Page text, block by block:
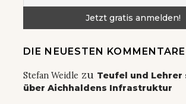
DIE NEUESTEN KOMMENTARE
Stefan Weidle zu Teufel und Lehrer
über Aichhaldens Infrastruktur